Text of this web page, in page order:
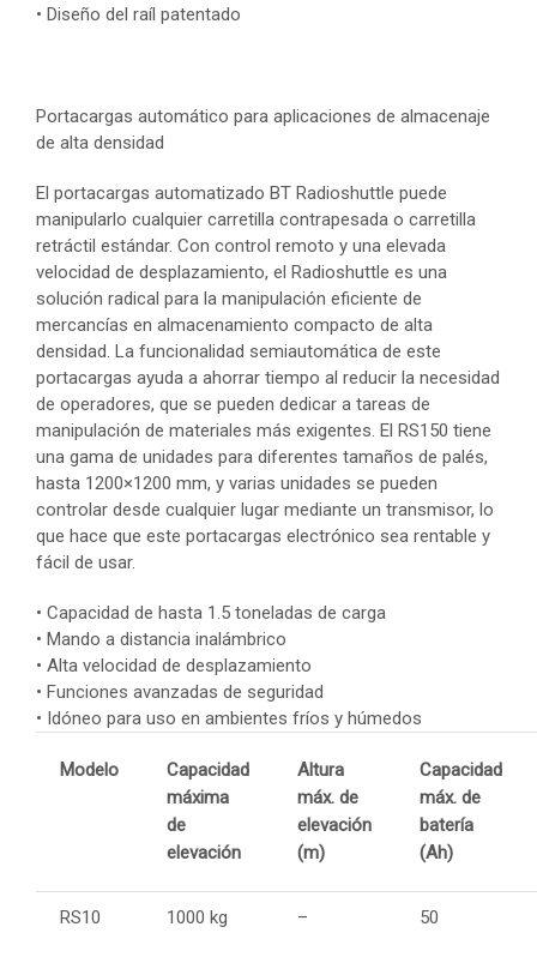
• Diseño del raíl patentado
Portacargas automático para aplicaciones de almacenaje
de alta densidad
El portacargas automatizado BT Radioshuttle puede
manipularlo cualquier carretilla contrapesada o carretilla
retráctil estándar. Con control remoto y una elevada
velocidad de desplazamiento, el Radioshuttle es una
solución radical para la manipulación eficiente de
mercancías en almacenamiento compacto de alta
densidad. La funcionalidad semiautomática de este
portacargas ayuda a ahorrar tiempo al reducir la necesidad
de operadores, que se pueden dedicar a tareas de
manipulación de materiales más exigentes. El RS150 tiene
una gama de unidades para diferentes tamaños de palés,
hasta 1200×1200 mm, y varias unidades se pueden
controlar desde cualquier lugar mediante un transmisor, lo
que hace que este portacargas electrónico sea rentable y
fácil de usar.
• Capacidad de hasta 1.5 toneladas de carga
• Mando a distancia inalámbrico
• Alta velocidad de desplazamiento
• Funciones avanzadas de seguridad
• Idóneo para uso en ambientes fríos y húmedos
Modelo
Capacidad
máxima
de
elevación
Altura
máx. de
elevación
(m)
Capacidad
máx. de
batería
(Ah)
RS10 1000 kg – 50